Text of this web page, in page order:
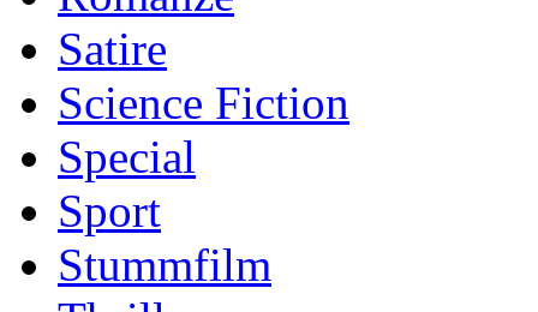
Satire
Science Fiction
Special
Sport
Stummfilm